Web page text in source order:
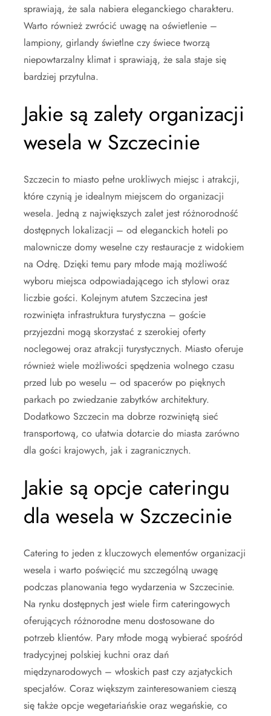
sprawiają, że sala nabiera eleganckiego charakteru.
Warto również zwrócić uwagę na oświetlenie –
lampiony, girlandy świetlne czy świece tworzą
niepowtarzalny klimat i sprawiają, że sala staje się
bardziej przytulna.
Jakie są zalety organizacji
wesela w Szczecinie
Szczecin to miasto pełne urokliwych miejsc i atrakcji,
które czynią je idealnym miejscem do organizacji
wesela. Jedną z największych zalet jest różnorodność
dostępnych lokalizacji – od eleganckich hoteli po
malownicze domy weselne czy restauracje z widokiem
na Odrę. Dzięki temu pary młode mają możliwość
wyboru miejsca odpowiadającego ich stylowi oraz
liczbie gości. Kolejnym atutem Szczecina jest
rozwinięta infrastruktura turystyczna – goście
przyjezdni mogą skorzystać z szerokiej oferty
noclegowej oraz atrakcji turystycznych. Miasto oferuje
również wiele możliwości spędzenia wolnego czasu
przed lub po weselu – od spacerów po pięknych
parkach po zwiedzanie zabytków architektury.
Dodatkowo Szczecin ma dobrze rozwiniętą sieć
transportową, co ułatwia dotarcie do miasta zarówno
dla gości krajowych, jak i zagranicznych.
Jakie są opcje cateringu
dla wesela w Szczecinie
Catering to jeden z kluczowych elementów organizacji
wesela i warto poświęcić mu szczególną uwagę
podczas planowania tego wydarzenia w Szczecinie.
Na rynku dostępnych jest wiele firm cateringowych
oferujących różnorodne menu dostosowane do
potrzeb klientów. Pary młode mogą wybierać spośród
tradycyjnej polskiej kuchni oraz dań
międzynarodowych – włoskich past czy azjatyckich
specjałów. Coraz większym zainteresowaniem cieszą
się także opcje wegetariańskie oraz wegańskie, co